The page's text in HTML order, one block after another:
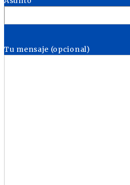
Tu mensaje (opcional)